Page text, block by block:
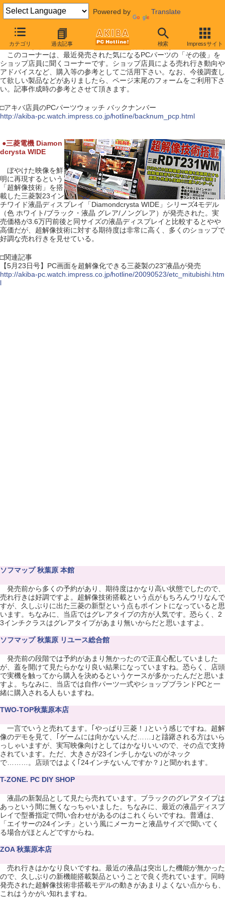
Powered by Translate
カテゴリ 過去記事 検索 Impressサイト
【 2009年5月30日号 】
アキバ店員のPCパーツウォッチ（ 超解像液晶 ）
このコーナーは、最近発売された気になるPCパーツの「その後」を
ショップ店員に聞くコーナーです。ショップ店員による売れ行き動向や
アドバイスなど、購入等の参考としてご活用下さい。なお、今後調査し
て欲しい製品などがありましたら、ページ末尾のフォームをご利用下さ
い。記事作成時の参考とさせて頂きます。
□アキバ店員のPCパーツウォッチ バックナンバー
http://akiba-pc.watch.impress.co.jp/hotline/backnum_pcp.html
●三菱電機 Diamon
dcrysta WIDE
ぼやけた映像を鮮
明に再現するという
「超解像技術」を搭
載した三菱製23イン
チワイド液晶ディスプレイ「Diamondcrysta WIDE」シリーズ4モデル
（色 ホワイト/ブラック・液晶 グレア/ノングレア）が発売された。実
売価格が3.6万円前後と同サイズの液晶ディスプレイと比較するとやや
高価だが、超解像技術に対する期待度は非常に高く、多くのショップで
好調な売れ行きを見せている。
□関連記事
【5月23日号】PC画面を超解像化できる三菱製の23"液晶が発売
http://akiba-pc.watch.impress.co.jp/hotline/20090523/etc_mitubishi.htm
l
ソフマップ 秋葉原 本館
発売前から多くの予約があり、期待度はかなり高い状態でしたので、
売れ行きは好調ですよ。超解像技術搭載という点がもちろんウリなんで
すが、久しぶりに出た三菱の新型という点もポイントになっていると思
います。ちなみに、当店ではグレアタイプの方が人気です。恐らく、2
3インチクラスはグレアタイプがあまり無いからだと思いますよ。
ソフマップ 秋葉原 リユース総合館
発売前の段階では予約があまり無かったので正直心配していました
が、蓋を開けて見たらかなり良い結果になっていますね。恐らく、店頭
で実機を触ってから購入を決めるというケースが多かったんだと思いま
すよ。ちなみに、当店では自作パーツ一式やショップブランドPCと一
緒に購入される人もいますね。
TWO-TOP秋葉原本店
一言でいうと売れてます。｢やっぱり三菱！｣という感じですね。超解
像のデモを見て、｢ゲームには向かないんだ……｣と躊躇される方はいら
っしゃいますが、実写映像向けとしてはかなりいいので、その点で支持
されています。ただ、大きさが23インチしかないのがネック
で………。店頭ではよく｢24インチないんですか？｣と聞かれます。
T-ZONE. PC DIY SHOP
液晶の新製品として見たら売れています。ブラックのグレアタイプは
あっという間に無くなっちゃいました。ちなみに、最近の液晶ディスプ
レイで型番指定で問い合わせがあるのはこれくらいですね。普通は、
「エイサーの24インチ」という風にメーカーと液晶サイズで聞いてく
る場合がほとんどですからね。
ZOA 秋葉原本店
売れ行きはかなり良いですね。最近の液晶は突出した機能が無かった
ので、久しぶりの新機能搭載製品ということで良く売れています。同時
発売された超解像技術非搭載モデルの動きがあまりよくない点からも、
これはうかがい知れますね。